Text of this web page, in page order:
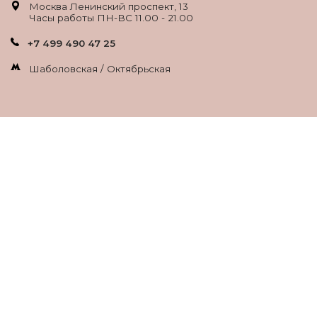
Москва Ленинский проспект, 13
Часы работы ПН-ВС 11.00 - 21.00
+7 499 490 47 25
Шаболовская / Октябрьская